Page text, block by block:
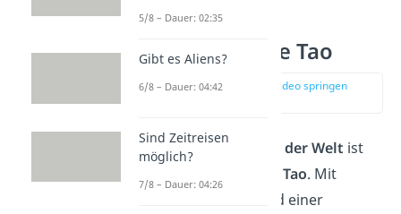
Platz 1: Terence Tao
zur Stelle im Video springen
Derschlauste Mensch der Welt ist
Terence Tao. Mit
und einer
5/8 – Dauer: 02:35
Gibt es Aliens?
6/8 – Dauer: 04:42
Sind Zeitreisen
möglich?
7/8 – Dauer: 04:26